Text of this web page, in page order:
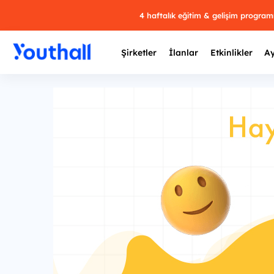
4 haftalık eğitim & gelişim
Şirketler İlanlar Etkinlikler